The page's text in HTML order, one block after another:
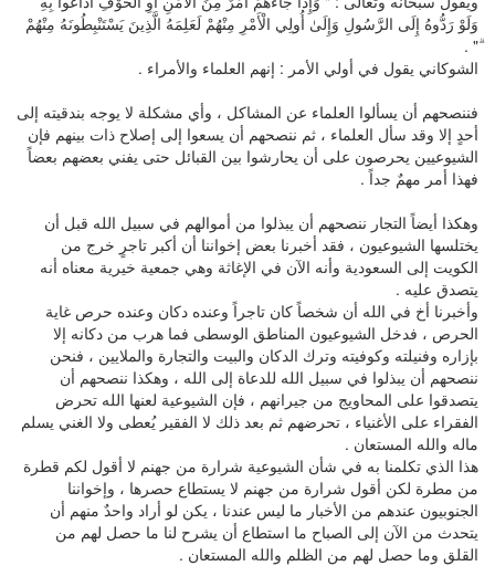
وَلَوْ رَدُّوهُ إِلَى الرَّسُولِ وَإِلَىٰ أُولِي الْأَمْرِ مِنْهُمْ لَعَلِمَهُ الَّذِينَ يَسْتَنْبِطُونَهُ مِنْهُمْ
ۗ" .
الشوكاني يقول في أولي الأمر : إنهم العلماء والأمراء .
فننصحهم أن يسألوا العلماء عن المشاكل ، وأي مشكلة لا يوجه بندقيته إلى
أحدٍ إلا وقد سأل العلماء ، ثم ننصحهم أن يسعوا إلى إصلاح ذات بينهم فإن
الشيوعيين يحرصون على أن يحارشوا بين القبائل حتى يفني بعضهم بعضاً
فهذا أمر مهمٌ جداً .
وهكذا أيضاً التجار ننصحهم أن يبذلوا من أموالهم في سبيل الله قبل أن
يختلسها الشيوعيون ، فقد أخبرنا بعض إخواننا أن أكبر تاجرٍ خرج من
الكويت إلى السعودية وأنه الآن في الإغاثة وهي جمعية خيرية معناه أنه
يتصدق عليه .
وأخبرنا أخ في الله أن شخصاً كان تاجراً وعنده دكان وعنده حرص غاية
الحرص ، فدخل الشيوعيون المناطق الوسطى فما هرب من دكانه إلا
بإزاره وفنيلته وكوفيته وترك الدكان والبيت والتجارة والملايين ، فنحن
ننصحهم أن يبذلوا في سبيل الله للدعاة إلى الله ، وهكذا ننصحهم أن
يتصدقوا على المحاويج من جيرانهم ، فإن الشيوعية لعنها الله تحرض
الفقراء على الأغنياء ، تحرضهم ثم بعد ذلك لا الفقير يُعطى ولا الغني يسلم
ماله والله المستعان .
هذا الذي تكلمنا به في شأن الشيوعية شرارة من جهنم لا أقول لكم قطرة
من مطرة لكن أقول شرارة من جهنم لا يستطاع حصرها ، وإخواننا
الجنوبيون عندهم من الأخبار ما ليس عندنا ، يكن لو أراد واحدٌ منهم أن
يتحدث من الآن إلى الصباح ما استطاع أن يشرح لنا ما حصل لهم من
القلق وما حصل لهم من الظلم والله المستعان .